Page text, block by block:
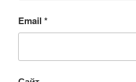
Email *